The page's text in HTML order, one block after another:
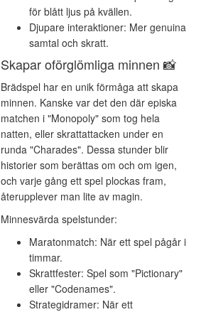
för blått ljus på kvällen.
Djupare interaktioner: Mer genuina
samtal och skratt.
Skapar oförglömliga minnen 📸
Brädspel har en unik förmåga att skapa
minnen. Kanske var det den där episka
matchen i "Monopoly" som tog hela
natten, eller skrattattacken under en
runda "Charades". Dessa stunder blir
historier som berättas om och om igen,
och varje gång ett spel plockas fram,
återupplever man lite av magin.
Minnesvärda spelstunder:
Maratonmatch: När ett spel pågår i
timmar.
Skrattfester: Spel som "Pictionary"
eller "Codenames".
Strategidramer: När ett